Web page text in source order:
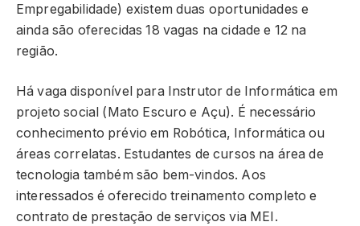
Empregabilidade) existem duas oportunidades e
ainda são oferecidas 18 vagas na cidade e 12 na
região.
Há vaga disponível para Instrutor de Informática em
projeto social (Mato Escuro e Açu). É necessário
conhecimento prévio em Robótica, Informática ou
áreas correlatas. Estudantes de cursos na área de
tecnologia também são bem-vindos. Aos
interessados é oferecido treinamento completo e
contrato de prestação de serviços via MEI.